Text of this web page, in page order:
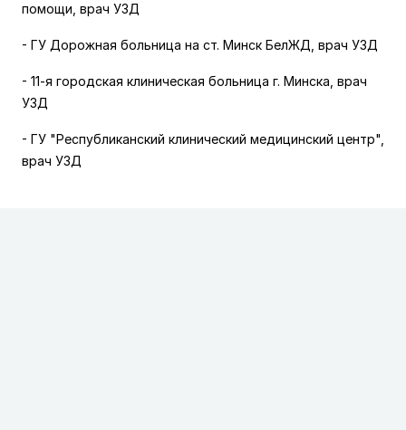
помощи, врач УЗД
- ГУ Дорожная больница на ст. Минск БелЖД, врач УЗД
- 11-я городская клиническая больница г. Минска, врач
УЗД
- ГУ "Республиканский клинический медицинский центр",
врач УЗД